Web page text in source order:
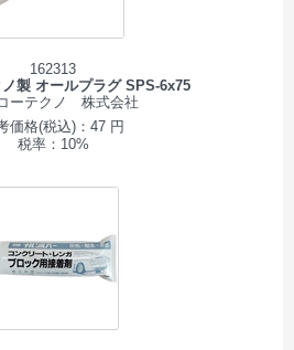
162313
製 オールプラグ SPS-6x75
ーテクノ 株式会社
価格(税込)：47 円
税率：10%